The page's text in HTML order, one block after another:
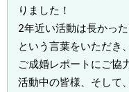
りました！
2年近い活動は長かっ
という言葉をいただき
ご成婚レポートにご協
活動中の皆様、そして